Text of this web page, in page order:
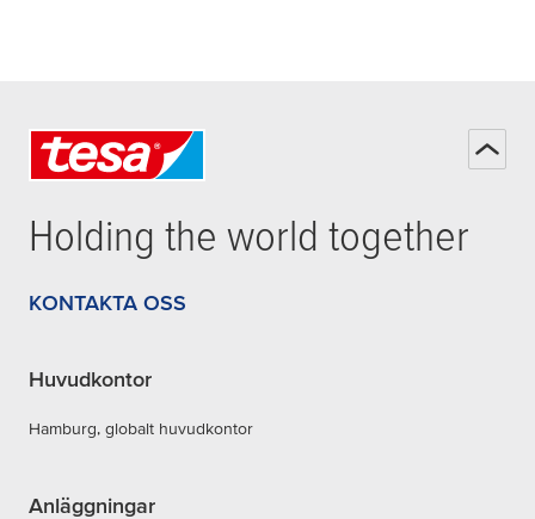
Holding the world together
KONTAKTA OSS
Huvudkontor
Hamburg, globalt huvudkontor
Anläggningar